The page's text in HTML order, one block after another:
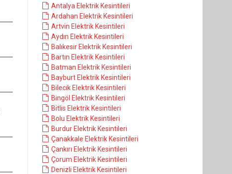
Antalya Elektrik Kesintileri
Ardahan Elektrik Kesintileri
Artvin Elektrik Kesintileri
Aydın Elektrik Kesintileri
Balıkesir Elektrik Kesintileri
Bartın Elektrik Kesintileri
Batman Elektrik Kesintileri
Bayburt Elektrik Kesintileri
Bilecik Elektrik Kesintileri
Bingöl Elektrik Kesintileri
Bitlis Elektrik Kesintileri
Bolu Elektrik Kesintileri
Burdur Elektrik Kesintileri
Çanakkale Elektrik Kesintileri
Çankırı Elektrik Kesintileri
Çorum Elektrik Kesintileri
Denizli Elektrik Kesintileri